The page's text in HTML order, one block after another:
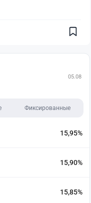
05.08
Фиксированные
15,95%
15,90%
15,85%